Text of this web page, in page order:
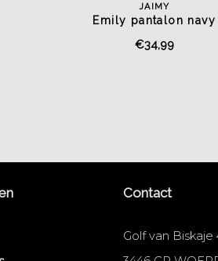
JAIMY
Emily pantalon navy
€34,99
Contact
Golf van Biskaje